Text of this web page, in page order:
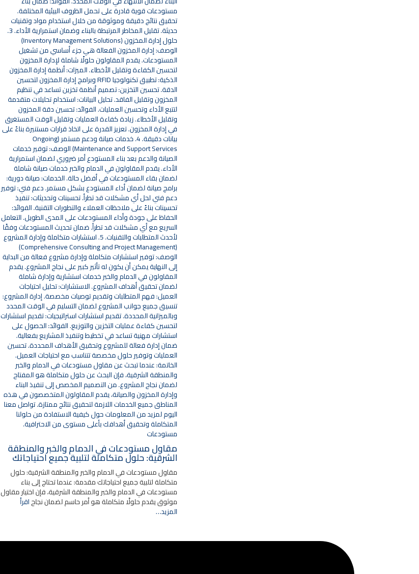
مستودعات
مقاول مستودعات في الدمام والخبر والمنطقة
الشرقية: حلول متكاملة لتلبية جميع احتياجاتك
مقاول مستودعات في الدمام والخبر والمنطقة الشرقية: حلول
متكاملة لتلبية جميع احتياجاتك مقدمة: عندما تحتاج إلى بناء
مستودعات في الدمام والخبر والمنطقة الشرقية، فإن اختيار مقاول
موثوق يقدم حلولًا متكاملة هو أمر حاسم لضمان نجاحاقرأ
المزيد…